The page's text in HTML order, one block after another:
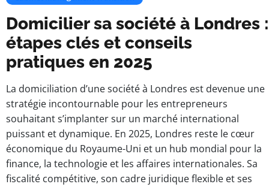
Domicilier sa société à Londres :
étapes clés et conseils
pratiques en 2025
La domiciliation d’une société à Londres est devenue une
stratégie incontournable pour les entrepreneurs
souhaitant s’implanter sur un marché international
puissant et dynamique. En 2025, Londres reste le cœur
économique du Royaume-Uni et un hub mondial pour la
finance, la technologie et les affaires internationales. Sa
fiscalité compétitive, son cadre juridique flexible et ses